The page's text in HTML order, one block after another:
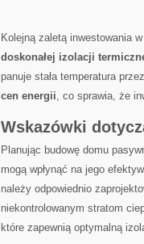
Kolejną zaletą⁢ inwestowania
doskonałej⁢ izolacji
panuje stała temperatura
cen energii, co ‍sprawia, ⁤że
Wskazówki‌
Planując budowę domu
mogą ‍wpłynąć na ⁣jego⁣
należy ‌odpowiednio
niekontrolowanym stratom
które ⁣zapewnią optymalną